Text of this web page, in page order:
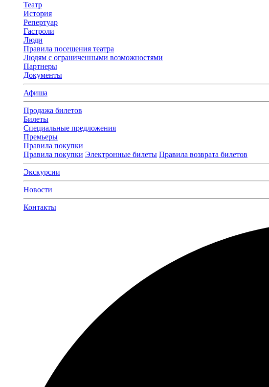
Театр
История
Репертуар
Гастроли
Люди
Правила посещения театра
Людям с ограниченными возможностями
Партнеры
Документы
Афиша
Продажа билетов
Билеты
Специальные предложения
Премьеры
Правила покупки
Правила покупки Электронные билеты Правила возврата билетов
Экскурсии
Новости
Контакты